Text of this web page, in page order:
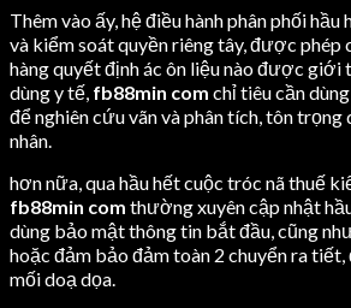
Thêm vào ấy, hệ điều hành phân phối hầu
và kiểm soát quyền riêng tây, được phép
hàng quyết định ác ôn liệu nào được giới
dùng y tế, fb88min com chỉ tiêu cần
để nghiên cứu vãn và phân tích, tôn trọng
nhân.
hơn nữa, qua hầu hết cuộc tróc nã thuế
fb88min com thường xuyên cập nhật
dùng bảo mật thông tin bắt đầu, cũng
hoặc đảm bảo đảm toàn 2 chuyển ra
mối doạ dọa.